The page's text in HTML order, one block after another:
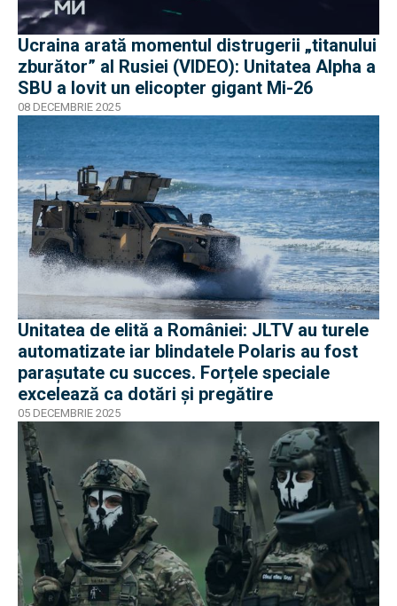
Ucraina arată momentul distrugerii „titanului
zburător” al Rusiei (VIDEO): Unitatea Alpha a
SBU a lovit un elicopter gigant Mi-26
08 DECEMBRIE 2025
Unitatea de elită a României: JLTV au turele
automatizate iar blindatele Polaris au fost
parașutate cu succes. Forțele speciale
excelează ca dotări și pregătire
05 DECEMBRIE 2025